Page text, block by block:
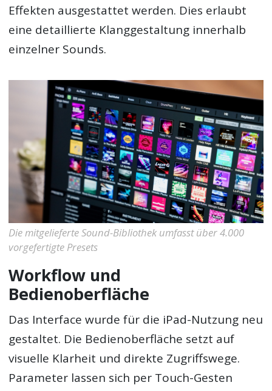
Effekten ausgestattet werden. Dies erlaubt
eine detaillierte Klanggestaltung innerhalb
einzelner Sounds.
Die mitgelieferte Sound-Bibliothek umfasst über 4.000
vorgefertigte Presets
Workflow und
Bedienoberfläche
Das Interface wurde für die iPad-Nutzung neu
gestaltet. Die Bedienoberfläche setzt auf
visuelle Klarheit und direkte Zugriffswege.
Parameter lassen sich per Touch-Gesten